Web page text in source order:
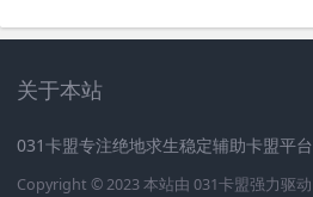
关于本站
031卡盟专注绝地求生稳定辅助卡盟平台
Copyright © 2023 本站由 031卡盟强力驱动